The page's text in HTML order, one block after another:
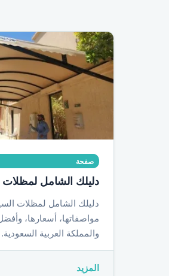
صفحة
دليلك الشامل لمظلات
دليلك الشامل لمظلات
مواصفاتها، أسعارها،
والمملكة العربية
شراء أو تركيب مظلة
المزيد